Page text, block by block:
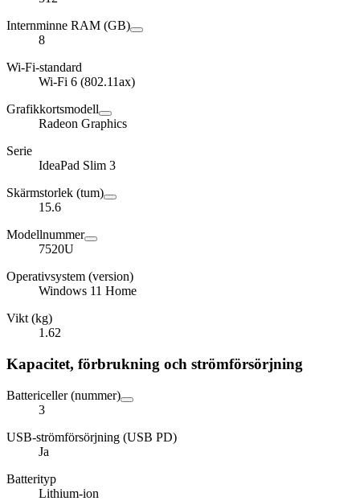
Internminne RAM (GB)
8
Wi-Fi-standard
Wi-Fi 6 (802.11ax)
Grafikkortsmodell
Radeon Graphics
Serie
IdeaPad Slim 3
Skärmstorlek (tum)
15.6
Modellnummer
7520U
Operativsystem (version)
Windows 11 Home
Vikt (kg)
1.62
Kapacitet, förbrukning och strömförsörjning
Battericeller (nummer)
3
USB-strömförsörjning (USB PD)
Ja
Batterityp
Lithium-ion